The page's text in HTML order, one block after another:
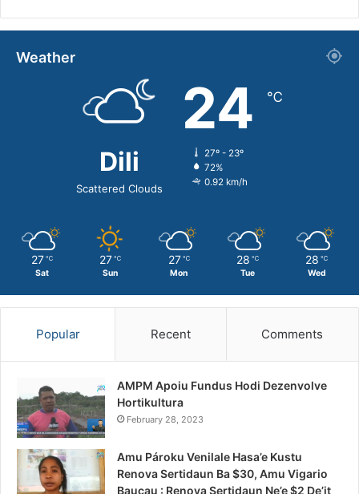
Weather
Dili
Scattered Clouds
24 ℃
27º - 23º
72%
0.92 km/h
27 ℃
Sat
27 ℃
Sun
27 ℃
Mon
28 ℃
Tue
28 ℃
Wed
Popular Recent Comments
AMPM Apoiu Fundus Hodi Dezenvolve
Hortikultura
February 28, 2023
Amu Pároku Venilale Hasa’e Kustu
Renova Sertidaun Ba $30, Amu Vigario
Baucau : Renova Sertidaun Ne’e $2 De’it